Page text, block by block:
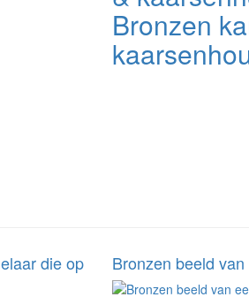
Bronzen
die op Bronzen beeld